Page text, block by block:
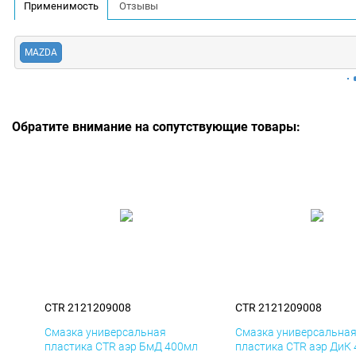
Применимость Отзывы
MAZDA
Обратите внимание на сопутствующие товары:
CTR 2121209008
Смазка универсальная
пластика CTR аэр БмД 400мл
CTR 2121209008
Смазка универсальная
пластика CTR аэр ДиК